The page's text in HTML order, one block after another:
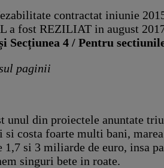
contractat iniunie
a fost REZILIAT in august
Secțiunea 4 / Pentru
paginii
unul din proiectele anuntate
costa foarte multi bani,
1,7 si 3 miliarde de euro, insa
singuri bete in roate.